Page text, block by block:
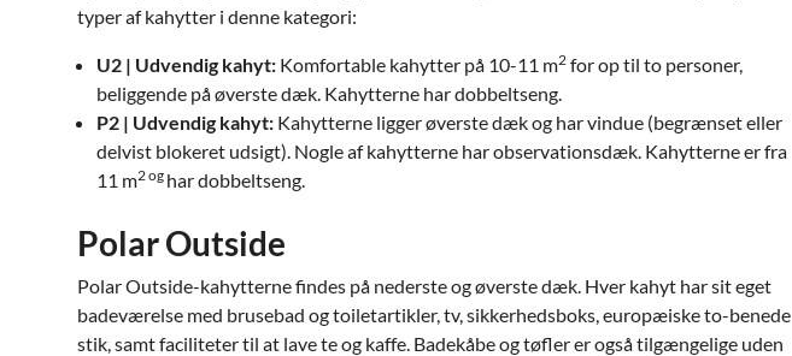
typer af kahytter i denne kategori:
U2 | Udvendig kahyt: Komfortable kahytter på 10-11 m2 for op til to personer,
beliggende på øverste dæk. Kahytterne har dobbeltseng.
P2 | Udvendig kahyt: Kahytterne ligger øverste dæk og har vindue (begrænset eller
delvist blokeret udsigt). Nogle af kahytterne har observationsdæk. Kahytterne er fra
11 m2 og har dobbeltseng.
Polar Outside
Polar Outside-kahytterne findes på nederste og øverste dæk. Hver kahyt har sit eget
badeværelse med brusebad og toiletartikler, tv, sikkerhedsboks, europæiske to-benede
stik, samt faciliteter til at lave te og kaffe. Badekåbe og tøfler er også tilgængelige uden